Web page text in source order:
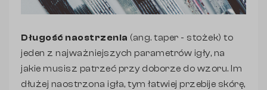
Długość naostrzenia (ang. taper - stożek) to
jeden z najważniejszych parametrów igły, na
jakie musisz patrzeć przy doborze do wzoru. Im
dłużej naostrzona igła, tym łatwiej przebije skórę,